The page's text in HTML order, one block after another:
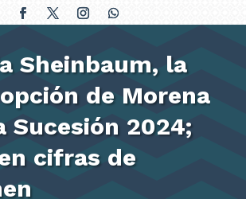
Sheinbaum, la
de Morena
Sucesión 2024;
cifras de